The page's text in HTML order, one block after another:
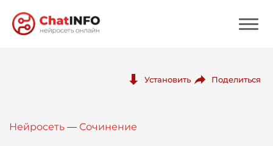
Вход
Установить Поделиться
Нейросеть — Сочинение